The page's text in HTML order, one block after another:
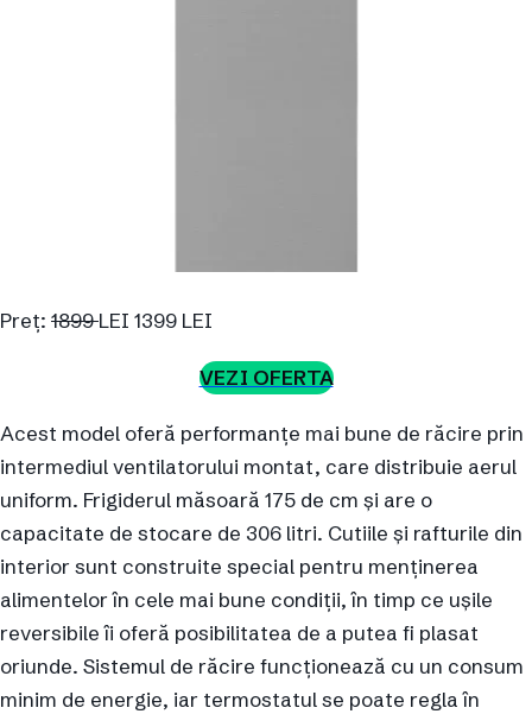
Preț: 1899LEI 1399 LEI
VEZI OFERTA
Acest model oferă performanțe mai bune de răcire prin
intermediul ventilatorului montat, care distribuie aerul
uniform. Frigiderul măsoară 175 de cm și are o
capacitate de stocare de 306 litri. Cutiile și rafturile din
interior sunt construite special pentru menținerea
alimentelor în cele mai bune condiții, în timp ce ușile
reversibile îi oferă posibilitatea de a putea fi plasat
oriunde. Sistemul de răcire funcționează cu un consum
minim de energie, iar termostatul se poate regla în